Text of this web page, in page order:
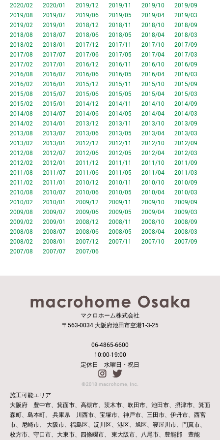
2020/02
2020/01 2019/12 2019/11 2019/10
2019/09
2019/08
2019/07 2019/06 2019/05 2019/04
2019/03
2019/02
2019/01 2018/12 2018/11 2018/10
2018/09
2018/08
2018/07 2018/06 2018/05 2018/04
2018/03
2018/02
2018/01 2017/12 2017/11 2017/10
2017/09
2017/08
2017/07 2017/06 2017/05 2017/04
2017/03
2017/02
2017/01 2016/12 2016/11 2016/10
2016/09
2016/08
2016/07 2016/06 2016/05 2016/04
2016/03
2016/02
2016/01 2015/12 2015/11 2015/10
2015/09
2015/08
2015/07 2015/06 2015/05 2015/04
2015/03
2015/02
2015/01 2014/12 2014/11 2014/10
2014/09
2014/08
2014/07 2014/06 2014/05 2014/04
2014/03
2014/02
2014/01 2013/12 2013/11 2013/10
2013/09
2013/08
2013/07 2013/06 2013/05 2013/04
2013/03
2013/02
2013/01 2012/12 2012/11 2012/10
2012/09
2012/08
2012/07 2012/06 2012/05 2012/04
2012/03
2012/02
2012/01 2011/12 2011/11 2011/10
2011/09
2011/08
2011/07 2011/06 2011/05 2011/04
2011/03
2011/02
2011/01 2010/12 2010/11 2010/10
2010/09
2010/08
2010/07 2010/06 2010/05 2010/04
2010/03
2010/02
2010/01 2009/12 2009/11 2009/10
2009/09
2009/08
2009/07 2009/06 2009/05 2009/04
2009/03
2009/02
2009/01 2008/12 2008/11 2008/10
2008/09
2008/08
2008/07 2008/06 2008/05 2008/04
2008/03
2008/02
2008/01 2007/12 2007/11 2007/10
2007/09
2007/08
2007/07 2007/06
マクロホーム株式会社
〒563-0034 大阪府池田市空港1-3-25
06-4865-6600
10:00-19:00
定休日 水曜日・祝日
施工可能エリア
大阪府 豊中市、箕面市、高槻市、茨木市、吹田市、池田市、摂津市、箕面
森町、島本町、
兵庫県 川西市、宝塚市、神戸市、三田市、伊丹市、西宮
市、尼崎市、
大阪市、福島区、淀川区、港区、旭区、寝屋川市、門真市、
枚方市、守口市、大東市、四條畷市、
東大阪市、八尾市、豊能郡 豊能